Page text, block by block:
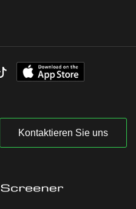
Kontaktieren Sie uns